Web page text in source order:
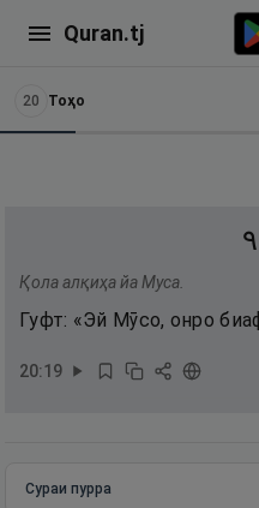
Quran.tj
20 Тоҳо
Қола алқиҳа йа Муса.
Гуфт: «Эй Мӯсо, онро
20:19
Сураи пурра